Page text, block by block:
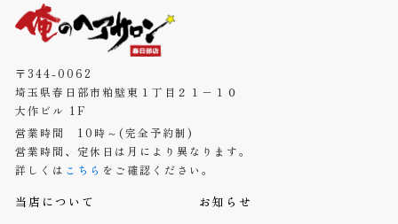
〒344-0062
埼玉県春日部市粕壁東１丁目２１−１０
大作ビル 1F
営業時間 10時～(完全予約制)
営業時間、定休日は月により異なります。
詳しくは こちら をご確認ください。
当店について お知らせ